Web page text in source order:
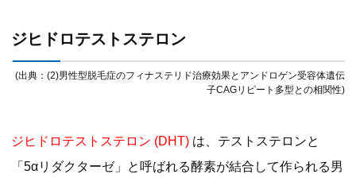
ジヒドロテストステロン
(出典：(2)男性型脱毛症のフィナステリド治療効果とアンドロゲン受容体遺伝
子CAGリピート多型との相関性)
ジヒドロテストステロン (DHT) は、テストステロンと
「5αリダクターゼ」と呼ばれる酵素が結合して作られる男